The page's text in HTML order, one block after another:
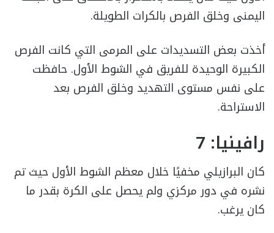
اليمنى وخلق الفرص بالكرات الطويلة.
أخذت بعض التسديدات على المرمى التي كانت الفرص
الكبيرة الوحيدة للفريق في الشوط الأول. حافظت
على نفس مستوى التهديد وخلق الفرص بعد
الاستراحة.
رافينيا: 7
كان البرازيلي مخفيًا خلال معظم الشوط الأول حيث تم
نشره في دور مركزي ولم يحصل على الكرة بقدر ما
كان يرغب.